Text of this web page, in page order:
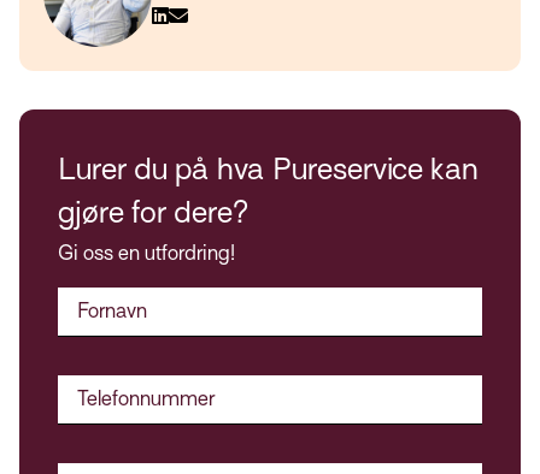
Lurer du på hva Pureservice kan
gjøre for dere?
Gi oss en utfordring!